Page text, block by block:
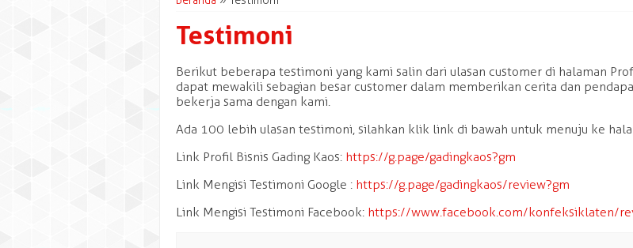
Testimoni
Berikut beberapa testimoni yang kami salin dari ulasan customer di halaman
dapat mewakili sebagian besar customer dalam memberikan cerita dan
bekerja sama dengan kami.
Ada 100 lebih ulasan testimoni, silahkan klik link di bawah untuk menuju ke
Link Profil Bisnis Gading Kaos: https://g.page/gadingkaos?gm
Link Mengisi Testimoni Google : https://g.page/gadingkaos/review?gm
Link Mengisi Testimoni Facebook: https://www.facebook.com/konfeksiklaten/